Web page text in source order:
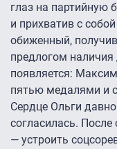
глаз на партийную
и прихватив с
обиженный,
предлогом наличия
появляется:
пятью медалями и
Сердце Ольги
согласилась.
— устроить